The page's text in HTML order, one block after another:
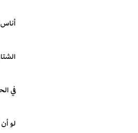
في
لو